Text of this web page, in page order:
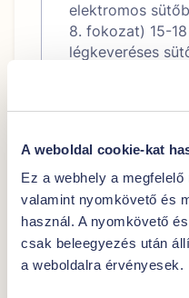
A weboldal cookie-kat
Ez a webhely a
valamint nyomkövető és
használ. A nyomkövető
csak beleegyezés után
a weboldalra érvényesek.
elektromos
8. fokozat) 15-
légkeveréses
14-16 perc alatt
és a sütési idő
fogyasztható.
A jobb élvezeti
érdekében a
pihentethető,